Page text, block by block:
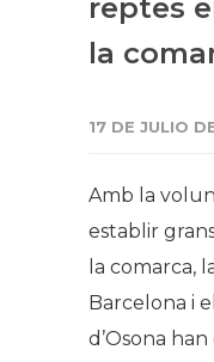
reptes
la
17 DE JULIO
Amb la
establir
la comarca,
Barcelona i
d’Osona